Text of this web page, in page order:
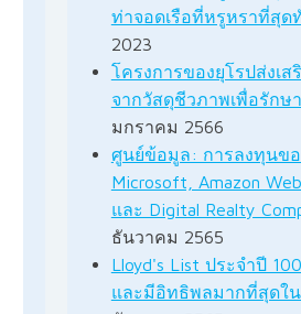
ท่าจอดเรือที่หรูหราที่สุด
2023
โครงการของยุโรปส่งเ
จากวัสดุชีวภาพเพื่อรักษ
มกราคม 2566
ศูนย์ข้อมูล: การลงทุนขอ
Microsoft, Amazon
และ Digital Realty
ธันวาคม 2565
Lloyd's List ประจำปี
และมีอิทธิพลมากที่สุดใ